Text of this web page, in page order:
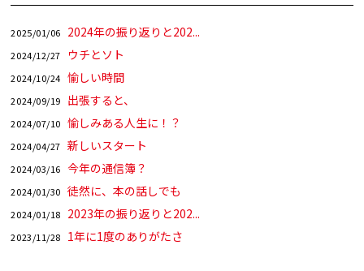
2025/01/06 2024年の振り返りと202...
2024/12/27 ウチとソト
2024/10/24 愉しい時間
2024/09/19 出張すると、
2024/07/10 愉しみある人生に！？
2024/04/27 新しいスタート
2024/03/16 今年の通信簿？
2024/01/30 徒然に、本の話しでも
2024/01/18 2023年の振り返りと202...
2023/11/28 1年に1度のありがたさ